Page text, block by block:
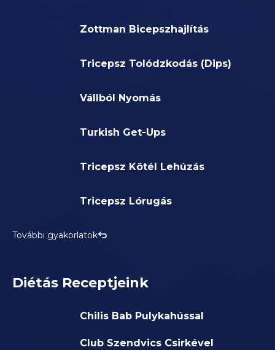
Zottman Bicepszhajlítás
Tricepsz Tolódzkodás (Dips)
Vállból Nyomás
Turkish Get-Ups
Tricepsz Kötél Lehúzás
Tricepsz Lórugás
További gyakorlatok
Diétás Receptjeink
Chilis Bab Pulykahússal
Club Szendvics Csirkével